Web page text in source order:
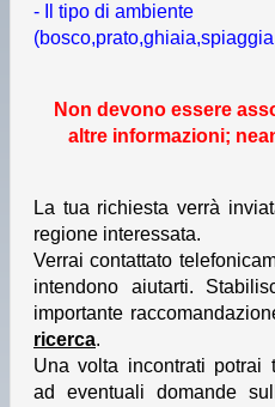
- Il tipo di ambiente
Non devono essere
altre informazioni;
La tua richiesta verrà
regione interessata.
Verrai contattato
intendono aiutarti.
importante
ricerca.
Una volta incontrati potrai
ad eventuali domande